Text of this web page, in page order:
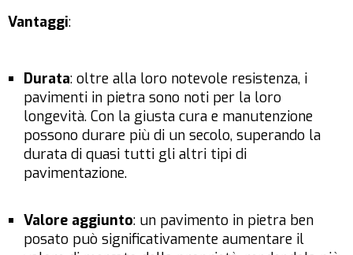
Vantaggi:
Durata: oltre alla loro notevole resistenza, i
pavimenti in pietra sono noti per la loro
longevità. Con la giusta cura e manutenzione
possono durare più di un secolo, superando la
durata di quasi tutti gli altri tipi di
pavimentazione.
Valore aggiunto: un pavimento in pietra ben
posato può significativamente aumentare il